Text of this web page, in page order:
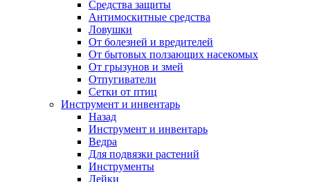
Средства защиты
Антимоскитные средства
Ловушки
От болезней и вредителей
От бытовых ползающих насекомых
От грызунов и змей
Отпугиватели
Сетки от птиц
Инструмент и инвентарь
Назад
Инструмент и инвентарь
Ведра
Для подвязки растений
Инструменты
Лейки